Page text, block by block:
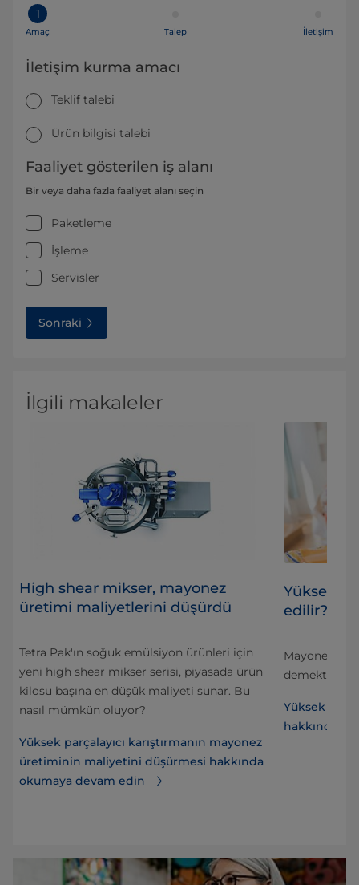
1
Amaç Talep İletişim
İletişim kurma amacı
Teklif talebi
Ürün bilgisi talebi
Faaliyet gösterilen iş alanı
Bir veya daha fazla faaliyet alanı seçin
Paketleme
İşleme
Servisler
Sonraki
İlgili makaleler
High shear mikser, mayonez
üretimi maliyetlerini düşürdü
Tetra Pak'ın soğuk emülsiyon ürünleri için
yeni high shear mikser serisi, piyasada ürün
kilosu başına en düşük maliyeti sunar. Bu
nasıl mümkün oluyor?
Yüksek parçalayıcı karıştırmanın mayonez
üretiminin maliyetini düşürmesi hakkında
okumaya devam edin
Yüksek
edilir?
Mayonez
demektir ve
Yüksek
hakkında